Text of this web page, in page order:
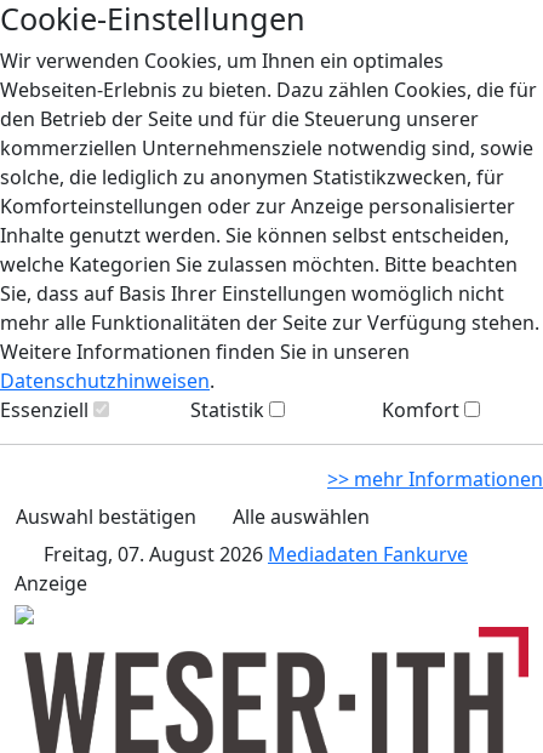
Cookie-Einstellungen
Wir verwenden Cookies, um Ihnen ein optimales
Webseiten-Erlebnis zu bieten. Dazu zählen Cookies, die für
den Betrieb der Seite und für die Steuerung unserer
kommerziellen Unternehmensziele notwendig sind, sowie
solche, die lediglich zu anonymen Statistikzwecken, für
Komforteinstellungen oder zur Anzeige personalisierter
Inhalte genutzt werden. Sie können selbst entscheiden,
welche Kategorien Sie zulassen möchten. Bitte beachten
Sie, dass auf Basis Ihrer Einstellungen womöglich nicht
mehr alle Funktionalitäten der Seite zur Verfügung stehen.
Weitere Informationen finden Sie in unseren
Datenschutzhinweisen.
Essenziell
Statistik Komfort
>> mehr Informationen
Auswahl bestätigen
Alle auswählen
Freitag, 07. August 2026 Mediadaten Fankurve
Anzeige